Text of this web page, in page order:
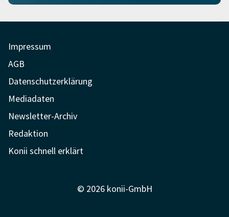
Impressum
AGB
Datenschutzerklärung
Mediadaten
Newsletter-Archiv
Redaktion
Konii schnell erklärt
© 2026 konii-GmbH